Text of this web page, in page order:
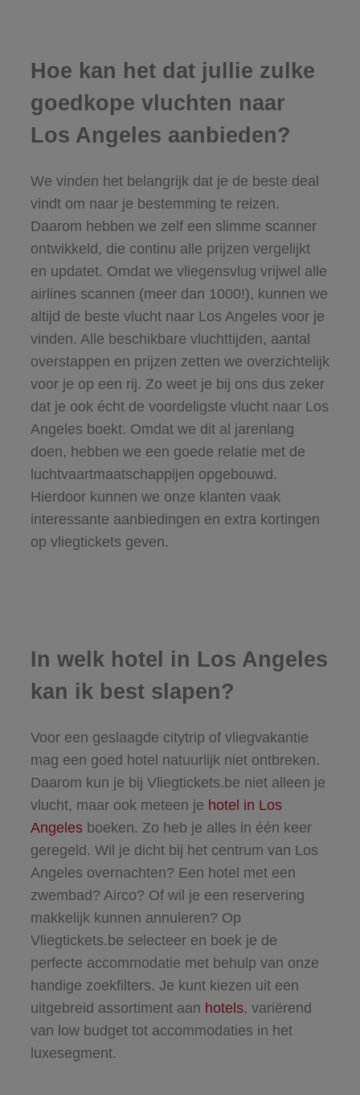
Hoe kan het dat jullie zulke
goedkope vluchten naar
Los Angeles aanbieden?
We vinden het belangrijk dat je de beste deal
vindt om naar je bestemming te reizen.
Daarom hebben we zelf een slimme scanner
ontwikkeld, die continu alle prijzen vergelijkt
en updatet. Omdat we vliegensvlug vrijwel alle
airlines scannen (meer dan 1000!), kunnen we
altijd de beste vlucht naar Los Angeles voor je
vinden. Alle beschikbare vluchttijden, aantal
overstappen en prijzen zetten we overzichtelijk
voor je op een rij. Zo weet je bij ons dus zeker
dat je ook écht de voordeligste vlucht naar Los
Angeles boekt. Omdat we dit al jarenlang
doen, hebben we een goede relatie met de
luchtvaartmaatschappijen opgebouwd.
Hierdoor kunnen we onze klanten vaak
interessante aanbiedingen en extra kortingen
op vliegtickets geven.
In welk hotel in Los Angeles
kan ik best slapen?
Voor een geslaagde citytrip of vliegvakantie
mag een goed hotel natuurlijk niet ontbreken.
Daarom kun je bij Vliegtickets.be niet alleen je
vlucht, maar ook meteen je hotel in Los
Angelesboeken. Zo heb je alles in één keer
geregeld. Wil je dicht bij het centrum van Los
Angeles overnachten? Een hotel met een
zwembad? Airco? Of wil je een reservering
makkelijk kunnen annuleren? Op
Vliegtickets.be selecteer en boek je de
perfecte accommodatie met behulp van onze
handige zoekfilters. Je kunt kiezen uit een
uitgebreid assortiment aan hotels, variërend
van low budget tot accommodaties in het
luxesegment.